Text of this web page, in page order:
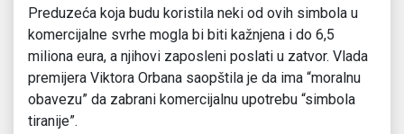
Preduzeća koja budu koristila neki od ovih simbola u
komercijalne svrhe mogla bi biti kažnjena i do 6,5
miliona eura, a njihovi zaposleni poslati u zatvor. Vlada
premijera Viktora Orbana saopštila je da ima “moralnu
obavezu” da zabrani komercijalnu upotrebu “simbola
tiranije”.